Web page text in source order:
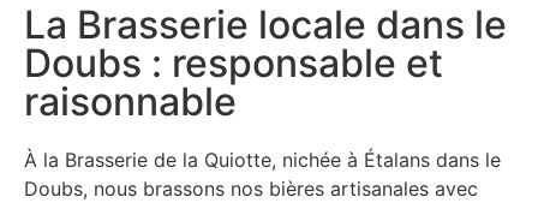
La Brasserie locale dans le
Doubs : responsable et
raisonnable
À la Brasserie de la Quiotte, nichée à Étalans dans le
Doubs, nous brassons nos bières artisanales avec